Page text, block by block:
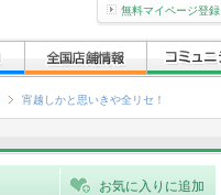
無料マイページ登録
宵越しかと思いきや全リセ！
お気に入りに追加